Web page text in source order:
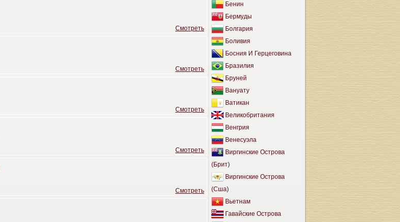
Бенин
Бермуды
Болгария
Боливия
Босния И Герцеговина
Бразилия
Бруней
Вануату
Ватикан
Великобритания
Венгрия
Венесуэла
Виргинские Острова
(Брит)
Виргинские Острова
(Сша)
Вьетнам
Гавайские Острова
Cмотреть
Cмотреть
Cмотреть
Cмотреть
Cмотреть